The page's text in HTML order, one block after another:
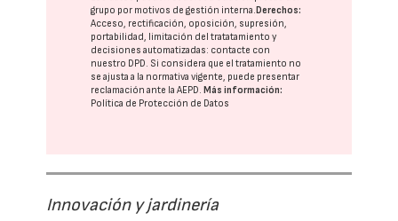
grupo por motivos de gestión interna. Derechos:
Acceso, rectificación, oposición, supresión,
portabilidad, limitación del tratatamiento y
decisiones automatizadas: contacte con
nuestro DPD. Si considera que el tratamiento no
se ajusta a la normativa vigente, puede presentar
reclamación ante laAEPD. Más información:
Política de Protección de Datos
Innovación y jardinería